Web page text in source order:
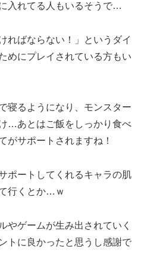
入れてる人もいるそうで…
ればならない！」というダイ
めにプレイされている方もい
寝るようになり、モンスター
…あとはご飯をしっかり食べ
がサポートされますね！
ポートしてくれるキャラの肌
行くとか…ｗ
やゲームが生み出されていく
トに良かったと思うし感謝で